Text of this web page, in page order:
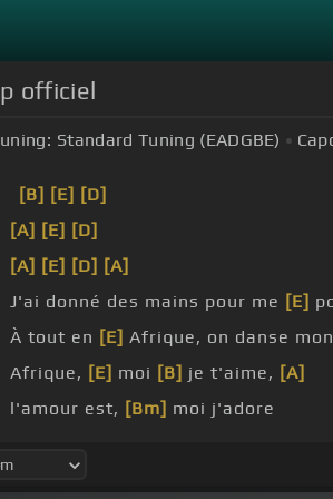
officiel
Standard Tuning (EADGBE)
[B] [E] [D]
[A] [E] [D]
[A] [E] [D] [A]
J'ai donné des mains pour me [E]
À tout en [E] Afrique, on danse
Afrique, [E] moi [B] je t'aime, [A]
l'amour est, [Bm] moi j'adore